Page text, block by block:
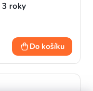
roky
Do košíku